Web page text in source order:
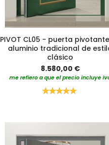
PIVOT CL05 - puerta
aluminio tradicional de
clásico
8.580,00 €
me refiero a que el precio incluye
Valoración: